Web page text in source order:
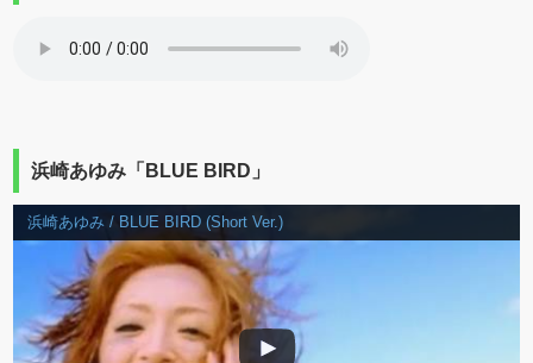
浜崎あゆみ「BLUE BIRD」
浜崎あゆみ / BLUE BIRD (Short Ver.)